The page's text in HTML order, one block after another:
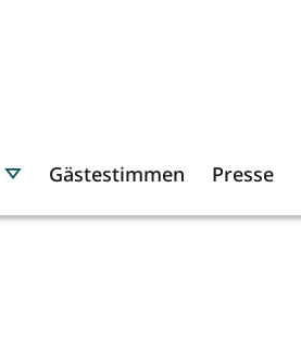
Gästestimmen Presse